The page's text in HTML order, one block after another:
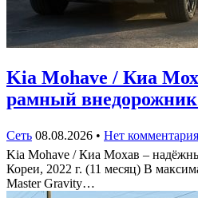
Kia Mohave / Киа
рамный внедорожник
Сеть 08.08.2026 • Нет комментария
Kia Mohave / Киа Мохав –
Кореи, 2022 г. (11 месяц) В
Master Gravity…